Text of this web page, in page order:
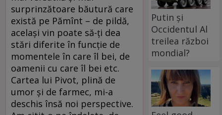
surprinzătoare băutură care
există pe Pămînt – de pildă,
același vin poate să-ți dea
stări diferite în funcție de
momentele în care îl bei, de
oamenii cu care îl bei etc.
Cartea lui Pivot, plină de
umor și de farmec, mi-a
deschis însă noi perspective.
Putin și
Occidentul Al
treilea război
mondial?